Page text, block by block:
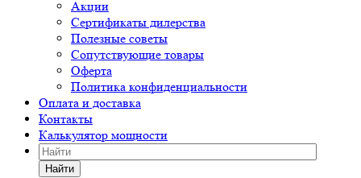
Акции
Сертификаты дилерства
Полезные советы
Сопутствующие товары
Оферта
Политика конфиденциальности
Оплата и доставка
Контакты
Калькулятор мощности
Найти